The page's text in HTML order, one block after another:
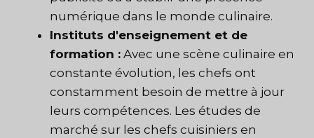
numérique dans le monde culinaire.
Instituts d'enseignement et de
formation : Avec une scène culinaire en
constante évolution, les chefs ont
constamment besoin de mettre à jour
leurs compétences. Les études de
marché sur les chefs cuisiniers en